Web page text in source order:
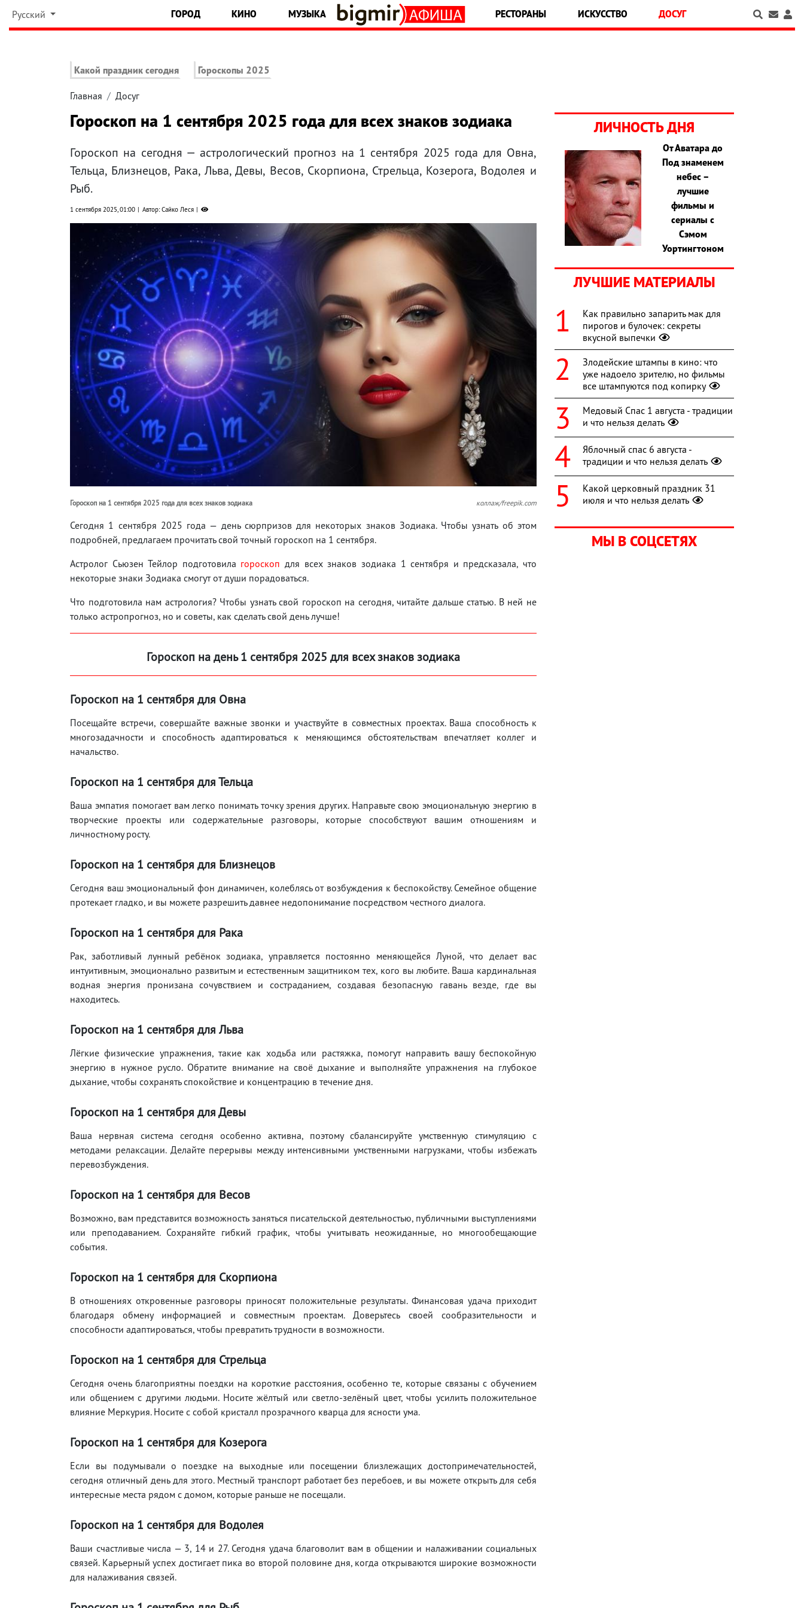
Русский ГОРОД КИНО МУЗЫКА РЕСТОРАНЫ ИСКУССТВО ДОСУГ
Какой праздник сегодня Гороскопы 2025
Главная Досуг
Гороскоп на 1 сентября 2025 года для всех знаков зодиака
Гороскоп на сегодня — астрологический прогноз на 1 сентября 2025 года для Овна,
Тельца, Близнецов, Рака, Льва, Девы, Весов, Скорпиона, Стрельца, Козерога, Водолея и
Рыб.
1 сентября 2025, 01:00 Автор: Сайко Леся
Гороскоп на 1 сентября 2025 года для всех знаков зодиака коллаж/freepik.com
Сегодня 1 сентября 2025 года — день сюрпризов для некоторых знаков Зодиака. Чтобы узнать об этом
подробней, предлагаем прочитать свой точный гороскоп на 1 сентября.
Астролог Сьюзен Тейлор подготовила гороскоп для всех знаков зодиака 1 сентября и предсказала, что
некоторые знаки Зодиака смогут от души порадоваться.
Что подготовила нам астрология? Чтобы узнать свой гороскоп на сегодня, читайте дальше статью. В ней не
только астропрогноз, но и советы, как сделать свой день лучше!
Гороскоп на день 1 сентября 2025 для всех знаков зодиака
Гороскоп на 1 сентября для Овна
Посещайте встречи, совершайте важные звонки и участвуйте в совместных проектах. Ваша способность к
многозадачности и способность адаптироваться к меняющимся обстоятельствам впечатляет коллег и
начальство.
Гороскоп на 1 сентября для Тельца
Ваша эмпатия помогает вам легко понимать точку зрения других. Направьте свою эмоциональную энергию в
творческие проекты или содержательные разговоры, которые способствуют вашим отношениям и
личностному росту.
Гороскоп на 1 сентября для Близнецов
Сегодня ваш эмоциональный фон динамичен, колеблясь от возбуждения к беспокойству. Семейное общение
протекает гладко, и вы можете разрешить давнее недопонимание посредством честного диалога.
Гороскоп на 1 сентября для Рака
Рак, заботливый лунный ребёнок зодиака, управляется постоянно меняющейся Луной, что делает вас
интуитивным, эмоционально развитым и естественным защитником тех, кого вы любите. Ваша кардинальная
водная энергия пронизана сочувствием и состраданием, создавая безопасную гавань везде, где вы
находитесь.
Гороскоп на 1 сентября для Льва
Лёгкие физические упражнения, такие как ходьба или растяжка, помогут направить вашу беспокойную
энергию в нужное русло. Обратите внимание на своё дыхание и выполняйте упражнения на глубокое
дыхание, чтобы сохранять спокойствие и концентрацию в течение дня.
Гороскоп на 1 сентября для Девы
Ваша нервная система сегодня особенно активна, поэтому сбалансируйте умственную стимуляцию с
методами релаксации. Делайте перерывы между интенсивными умственными нагрузками, чтобы избежать
перевозбуждения.
Гороскоп на 1 сентября для Весов
Возможно, вам представится возможность заняться писательской деятельностью, публичными выступлениями
или преподаванием. Сохраняйте гибкий график, чтобы учитывать неожиданные, но многообещающие
события.
Гороскоп на 1 сентября для Скорпиона
В отношениях откровенные разговоры приносят положительные результаты. Финансовая удача приходит
благодаря обмену информацией и совместным проектам. Доверьтесь своей сообразительности и
способности адаптироваться, чтобы превратить трудности в возможности.
Гороскоп на 1 сентября для Стрельца
Сегодня очень благоприятны поездки на короткие расстояния, особенно те, которые связаны с обучением
или общением с другими людьми. Носите жёлтый или светло-зелёный цвет, чтобы усилить положительное
влияние Меркурия. Носите с собой кристалл прозрачного кварца для ясности ума.
Гороскоп на 1 сентября для Козерога
Если вы подумывали о поездке на выходные или посещении близлежащих достопримечательностей,
сегодня отличный день для этого. Местный транспорт работает без перебоев, и вы можете открыть для себя
интересные места рядом с домом, которые раньше не посещали.
Гороскоп на 1 сентября для Водолея
Ваши счастливые числа — 3, 14 и 27. Сегодня удача благоволит вам в общении и налаживании социальных
связей. Карьерный успех достигает пика во второй половине дня, когда открываются широкие возможности
для налаживания связей.
ЛИЧНОСТЬ ДНЯ
От Аватара до
Под знаменем
небес –
лучшие
фильмы и
сериалы с
Сэмом
Уортингтоном
ЛУЧШИЕ МАТЕРИАЛЫ
Как правильно запарить мак для
пирогов и булочек: секреты
вкусной выпечки
Злодейские штампы в кино: что
уже надоело зрителю, но фильмы
все штампуются под копирку
Медовый Спас 1 августа - традиции
и что нельзя делать
Яблочный спас 6 августа -
традиции и что нельзя делать
Какой церковный праздник 31
июля и что нельзя делать
МЫ В СОЦСЕТЯХ